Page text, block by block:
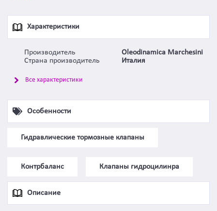
Характеристики
Производитель
Oleodinamica Marchesini
Страна производитель
Италия
Все характеристики
Особенности
Гидравлические тормозные клапаны
Контрбаланс Клапаны гидроцилинра
Описание